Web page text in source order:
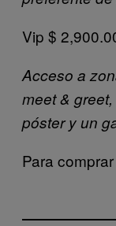
Vip $
Acceso a
meet &
póster y un
Para